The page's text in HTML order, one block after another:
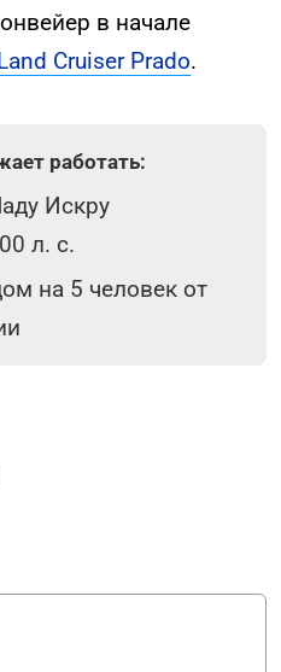
в начале
Cruiser Prado.
работать:
Искру
л. с.
на 5 человек от